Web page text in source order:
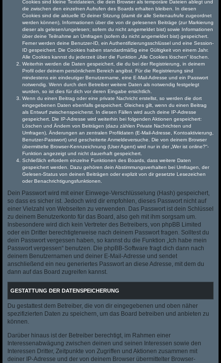
Cookies sind kleine Textdateien, die dein Browser als temporäre Dateien ablegt und
die zwischen den einzelnen Aufrufen des Boards erhalten bleiben. In diesen
Cookies sind die aktuelle ID deiner Sitzung (damit dir alle Seitenaufrufe zugeordnet
werden können), Informationen über die von dir gelesenen Beiträge (zur Markierung
dieser als gelesen/ungelesen; sofern du nicht angemeldet bist) sowie Informationen
über deine Teilnahme an Umfragen (sofern du nicht angemeldet bist) gespeichert.
Ferner werden deine Benutzer-ID, ein Authentifizierungsschlüssel und eine Session-
ID gespeichert. Die Cookies haben standardmäßig eine Gültigkeit von einem Jahr.
Alle Cookies kannst du jederzeit über die Funktion „Alle Cookies löschen“ löschen.
Weiterhin werden die Daten gespeichert, die du bei der Registrierung, in deinem
Profil oder deinem persönlichem Bereich angibst. Für die Registrierung sind
mindestens ein eindeutiger Benutzername, eine E-Mail-Adresse und ein Passwort
notwendig. Wenn durch den Betreiber weitere Daten als notwendig festgelegt
wurden, so ist dies für dich vor deren Eingabe ersichtlich.
Wenn du einen Beitrag oder eine private Nachricht erstellst, so werden die dort
eingegebenen Daten ebenfalls gespeichert. Gleiches gilt, wenn du einen Beitrag
als Entwurf zwischenspeicherst. In diesen Fällen wird auch deine IP-Adresse
gespeichert. Die IP-Adresse wird weiterhin bei folgenden Aktionen gespeichert:
Löschen und Ändern von Beiträgen (dazu zählen Private Nachrichten und
Umfragen), Änderungen an zentralen Profildaten (E-Mail-Adresse, Kontoaktivierung,
Benutzer-Passwort) und gescheiterte Anmeldeversuche. Die von deinem Browser
übermittelte Browser-Kennzeichnung (User Agent) wird nur in der „Wer ist online?“-
Funktion angezeigt und nicht dauerhaft gespeichert.
Schließlich erfordern einzelne Funktionen des Boards, dass weitere Daten
gespeichert werden. Dazu gehören dein Abstimmungsverhalten bei Umfragen, der
Gelesen-Status von deinen Beiträgen oder explizit von dir gesetzte Lesezeichen
oder Benachrichtigungsfunktionen.
Dein Passwort wird mit einer Einwege-Verschlüsselung (Hash) gespeichert,
so dass es sicher ist. Jedoch wird dir empfohlen, dieses Passwort nicht auf
einer Vielzahl von Webseiten zu verwenden. Das Passwort ist dein Schlüssel
zu deinem Benutzerkonto für das Board, also geh mit ihm sorgsam um.
Insbesondere wird dich kein Vertreter des Betreibers, von phpBB Limited
oder ein Dritter berechtigterweise nach deinem Passwort fragen. Solltest du
dein Passwort vergessen haben, so kannst du die Funktion „Ich habe mein
Passwort vergessen“ benutzen. Die phpBB-Software fragt dich dann nach
deinem Benutzernamen und deiner E-Mail-Adresse und sendet
anschließend ein neu generiertes Passwort an diese Adresse, mit dem du
dann auf das Board zugreifen kannst.
GESTATTUNG DER DATENSPEICHERUNG
Du gestattest dem Betreiber, die von dir eingegebenen und oben näher
spezifizierten Daten zu speichern, um das Board betreiben und anbieten zu
können.
Darüber hinaus ist der Betreiber berechtigt, im Rahmen einer
Interessenabwägung zwischen deinen und seinen Interessen sowie den
Interessen Dritter, Zeitpunkte von Zugriffen und Aktionen zusammen mit
deiner IP-Adresse und der von deinem Browser übermittelter Browser-